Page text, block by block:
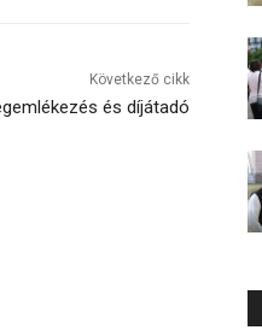
Következő cikk
és díjátadó